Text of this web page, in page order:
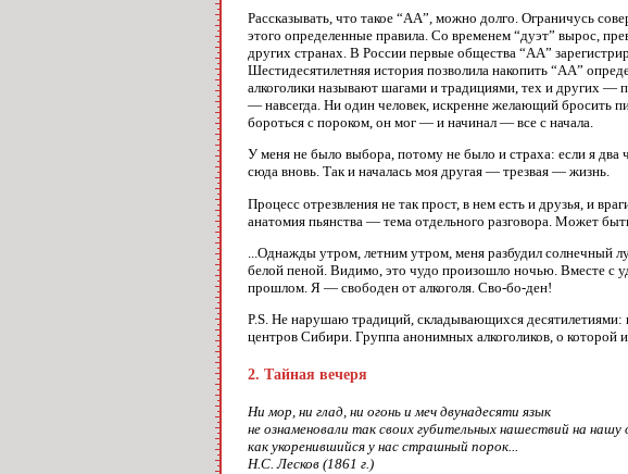
Рассказывать, что такое “АА”, можно долго. Ограничусь
этого определенные правила. Со временем “дуэт” вырос,
других странах. В России первые общества “АА”
Шестидесятилетняя история позволила накопить “АА”
алкоголики называют шагами и традициями, тех и других
— навсегда. Ни один человек, искренне желающий бросить
бороться с пороком, он мог — и начинал — все с начала.
У меня не было выбора, потому не было и страха: если я два
сюда вновь. Так и началась моя другая — трезвая — жизнь.
Процесс отрезвления не так прост, в нем есть и друзья, и
анатомия пьянства — тема отдельного разговора. Может
...Однажды утром, летним утром, меня разбудил солнечный
белой пеной. Видимо, это чудо произошло ночью. Вместе с
прошлом. Я — свободен от алкоголя. Сво-бо-ден!
P.S. Не нарушаю традиций, складывающихся десятилетиями:
центров Сибири. Группа анонимных алкоголиков, о которой
2. Тайная вечеря
Ни мор, ни глад, ни огонь и меч двунадесяти язык
не ознаменовали так своих губительных нашествий на нашу
как укоренившийся у нас страшный порок...
Н.С. Лесков (1861 г.)